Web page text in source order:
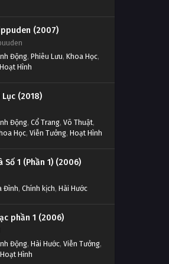
(2007)
Động, Phiêu Lưu, Khoa Học,
Hoạt Hình
(2018)
Động, Cổ Trang, Võ Thuật,
Học, Viễn Tưởng, Hoạt Hình
Số 1 (Phần 1) (2006)
Đình, Chính kịch, Hài Hước
phần 1 (2006)
Động, Hài Hước, Viễn Tưởng,
Hoạt Hình